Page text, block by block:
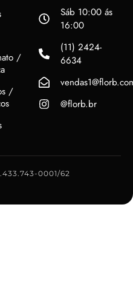
/
/
Sáb 10:00 ás
16:00
(11) 2424-
6634
@florb.br
0001/62